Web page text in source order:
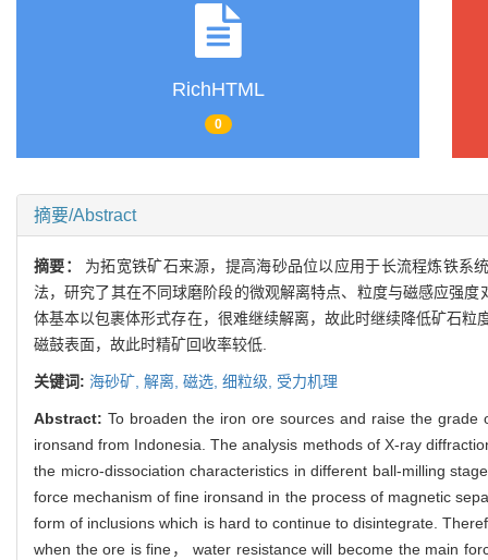
RichHTML
0
摘要/Abstract
摘要： 为拓宽铁矿石来源，提高海砂品位以应用于长流程炼铁系
法，研究了其在不同球磨阶段的微观解离特点、粒度与磁感应强
体基本以包裹体形式存在，很难继续解离，故此时继续降低矿石
磁鼓表面，故此时精矿回收率较低.
关键词: 海砂矿, 解离, 磁选, 细粒级, 受力机理
Abstract:To broaden the iron ore sources and raise the
ironsand from Indonesia. The analysis methods of X-ray
the micro-dissociation characteristics in different ball-milling
force mechanism of fine ironsand in the process of magnetic
form of inclusions which is hard to continue to disintegrate.
when the ore is fine， water resistance will become the main